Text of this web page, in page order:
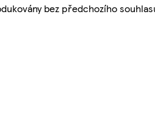
bez předchozího